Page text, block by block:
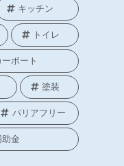
キッチン
トイレ
ーポート
塗装
バリアフリー
助金